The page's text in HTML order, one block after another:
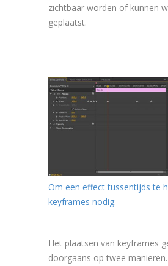
zichtbaar worden of kunnen
geplaatst.
Om een effect tussentijds te
keyframes nodig.
Het plaatsen van keyframes
doorgaans op twee